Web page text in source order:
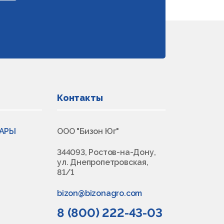
Контакты
ООО "Бизон Юг"
344093, Ростов-на-Дону,
ул. Днепропетровская,
81/1
bizon@bizonagro.com
8 (800) 222-43-03